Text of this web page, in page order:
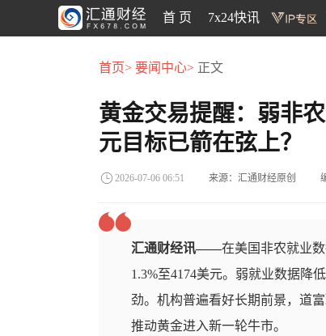
首 页 7x24快讯
首页> 要闻中心> 正文
黄金交易提醒：弱非
元目标已箭在弦上？
2026-07-06 06:51 来源：汇通财经原创
汇通财经讯——在美国非农就业
1.3%至4174美元。弱就业数据降
劲。机构普遍看好长期前景，道
推动黄金进入新一轮牛市。